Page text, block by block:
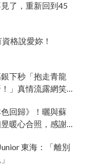
了，重新回到45
格說愛妳！
下秒「抱走青龍
」真情流露網笑
回歸》！曬與蘇
暖心合照，感謝
東海：「離別